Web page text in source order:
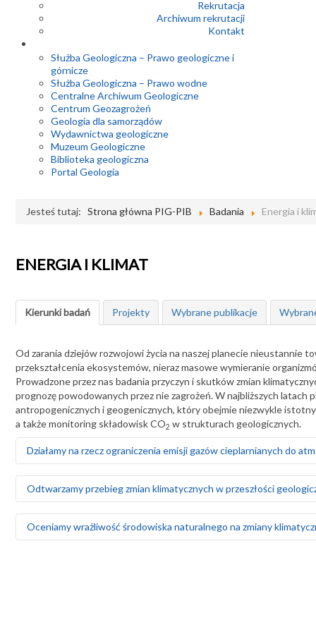
Rekrutacja
Archiwum rekrutacji
Kontakt
Służba Geologiczna – Prawo geologiczne i
górnicze
Służba Geologiczna – Prawo wodne
Centralne Archiwum Geologiczne
Centrum Geozagrożeń
Geologia dla samorządów
Wydawnictwa geologiczne
Muzeum Geologiczne
Biblioteka geologiczna
Portal Geologia
Jesteś tutaj: Strona główna PIG-PIB Badania Energia i
ENERGIA I KLIMAT
Kierunki badań Projekty Wybrane publikacje
Od zarania dziejów rozwojowi życia na naszej planecie nieustannie
przekształcenia ekosystemów, nieraz masowe wymieranie
Prowadzone przez nas badania przyczyn i skutków zmian
prognozę powodowanych przez nie zagrożeń. W najbliższych
antropogenicznych i geogenicznych, który obejmie niezwykle
a także monitoring składowisk CO2 w strukturach geologicznych.
Działamy na rzecz ograniczenia emisji gazów cieplarnianych do
Analizujemy opcje geologicznego składowania CO2w
wspomagania ich wydobycia) i w głębokich
Lokalizację podziemnych składowisk CO2typujemy na
Opracowujemy program monitoringu podziemnych
Odtwarzamy przebieg zmian klimatycznych w przeszłości
Odtwarzamy zmiany poziomu Bałtyku w ciągu ostatnich 10
skutek globalnego ocieplenia – wyznaczamy obszary
Oceniamy wrażliwość środowiska naturalnego na zmiany